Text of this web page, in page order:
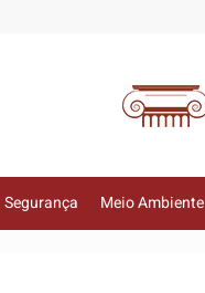
Segurança Meio Ambiente